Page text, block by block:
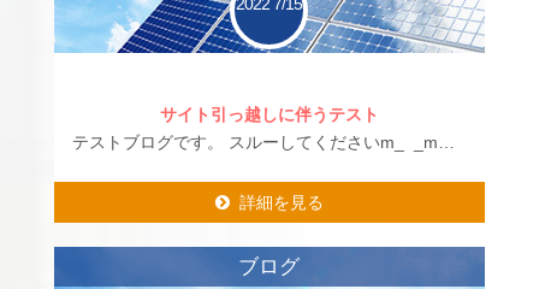
サイト引っ越しに伴うテスト
テストブログです。 スルーしてくださいm_ _m…
詳細を見る
詳細を見る
ブログ